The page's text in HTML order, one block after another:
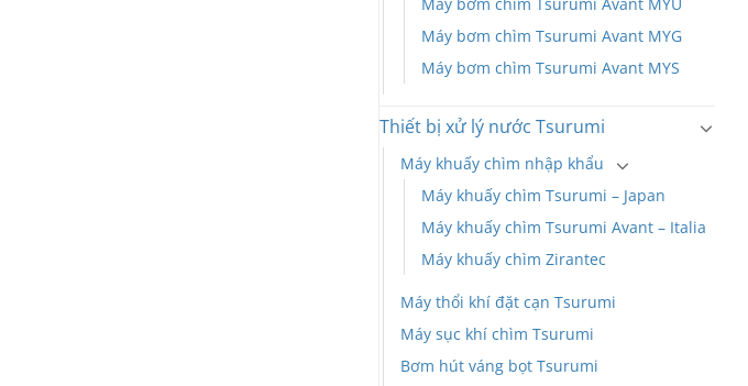
Máy bơm chìm Tsurumi Avant MYG
Máy bơm chìm Tsurumi Avant MYS
Thiết bị xử lý nước Tsurumi
Máy khuấy chìm nhập khẩu
Máy khuấy chìm Tsurumi – Japan
Máy khuấy chìm Tsurumi Avant – Italia
Máy khuấy chìm Zirantec
Máy thổi khí đặt cạn Tsurumi
Máy sục khí chìm Tsurumi
Bơm hút váng bọt Tsurumi